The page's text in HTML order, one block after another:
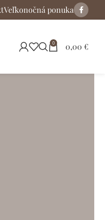
Veľkonočná ponuka
0 0,00 €